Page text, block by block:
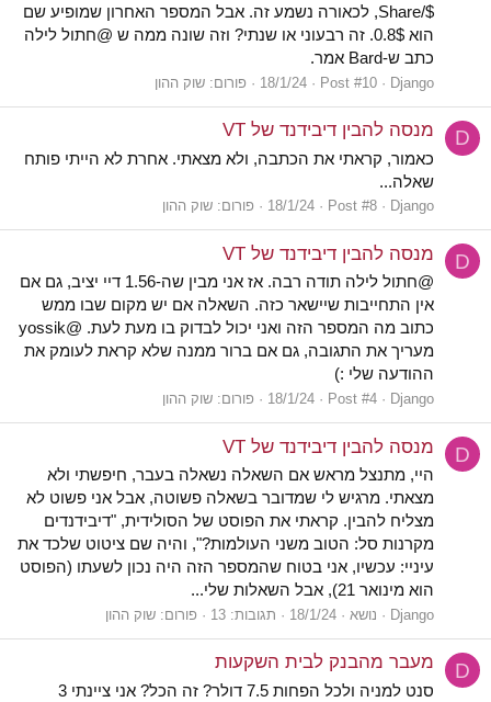
$/Share, לכאורה נשמע זה. אבל המספר האחרון שמופיע שם
הוא 0.8$. זה רבעוני או שנתי? וזה שונה ממה ש @חתול לילה
כתב ש-Bard אמר.
Django
Post #10
18/1/24 פורום: שוק ההון
D מנסה להבין דיבידנד של VT
כאמור, קראתי את הכתבה, ולא מצאתי. אחרת לא הייתי פותח
שאלה...
Django
Post #8
18/1/24 פורום: שוק ההון
D מנסה להבין דיבידנד של VT
@חתול לילה תודה רבה. אז אני מבין שה-1.56 דיי יציב, גם אם
אין התחייבות שיישאר כזה. השאלה אם יש מקום שבו ממש
כתוב מה המספר הזה ואני יכול לבדוק בו מעת לעת. @yossik
מעריך את התגובה, גם אם ברור ממנה שלא קראת לעומק את
ההודעה שלי :)
Django
Post #4
18/1/24 פורום: שוק ההון
D מנסה להבין דיבידנד של VT
היי, מתנצל מראש אם השאלה נשאלה בעבר, חיפשתי ולא
מצאתי. מרגיש לי שמדובר בשאלה פשוטה, אבל אני פשוט לא
מצליח להבין. קראתי את הפוסט של הסולידית, "דיבידנדים
מקרנות סל: הטוב משני העולמות?", והיה שם ציטוט שלכד את
עיניי: עכשיו, אני בטוח שהמספר הזה היה נכון לשעתו (הפוסט
הוא מינואר 21), אבל השאלות שלי...
Django נושא 18/1/24 תגובות: 13 פורום: שוק ההון
D מעבר מהבנק לבית השקעות
סנט למניה ולכל הפחות 7.5 דולר? זה הכל? אני ציינתי 3